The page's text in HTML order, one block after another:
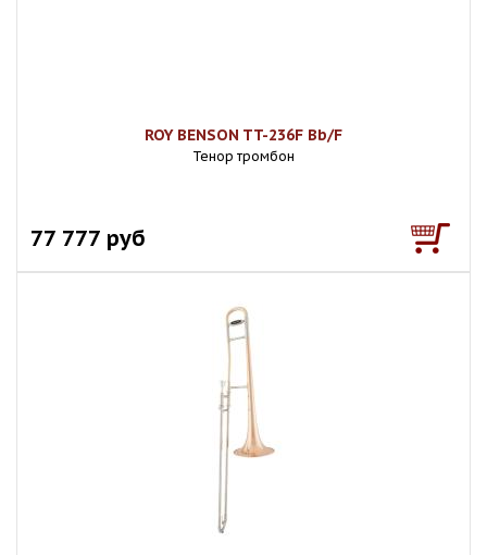
ROY BENSON TT-236F Bb/F
Тенор тромбон
77 777 руб